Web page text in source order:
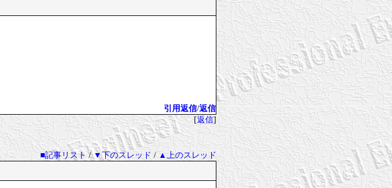
引用返信/返信
[返信]
■記事リスト /▼下のスレッド /▲上のスレッド